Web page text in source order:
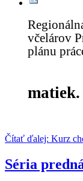
včelárov
plánu
matiek.
Čítať ďalej: Kurz
Séria